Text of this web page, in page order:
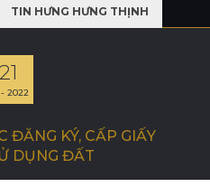
OẠ
TỨ
HỀ NGHIỆP
TIN HƯNG HƯNG THỊNH
21
2022
ĐĂNG KÝ, CẤP GIẤY
DỤNG ĐẤT